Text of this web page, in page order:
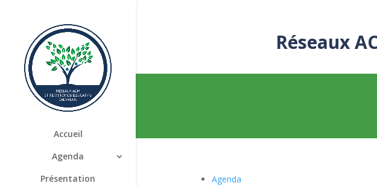
Accueil
Agenda
Présentation
Réseaux
Agenda